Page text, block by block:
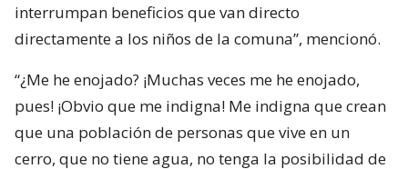
interrumpan beneficios que van directo
directamente a los niños de la comuna”, mencionó.
“¿Me he enojado? ¡Muchas veces me he enojado,
pues! ¡Obvio que me indigna! Me indigna que crean
que una población de personas que vive en un
cerro, que no tiene agua, no tenga la posibilidad de